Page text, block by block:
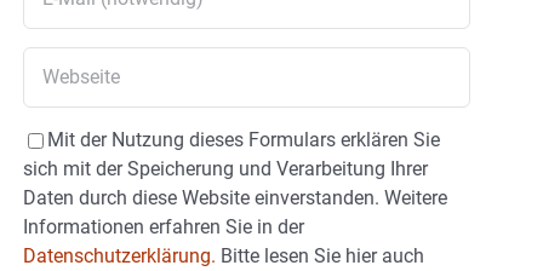
Mit der Nutzung dieses Formulars erklären Sie
sich mit der Speicherung und Verarbeitung Ihrer
Daten durch diese Website einverstanden. Weitere
Informationen erfahren Sie in der
Datenschutzerklärung. Bitte lesen Sie hier auch